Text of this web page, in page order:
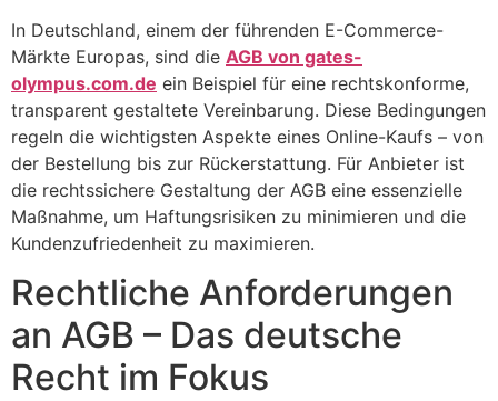
In Deutschland, einem der führenden E-Commerce-
Märkte Europas, sind die AGB von gates-
olympus.com.de ein Beispiel für eine rechtskonforme,
transparent gestaltete Vereinbarung. Diese Bedingungen
regeln die wichtigsten Aspekte eines Online-Kaufs – von
der Bestellung bis zur Rückerstattung. Für Anbieter ist
die rechtssichere Gestaltung der AGB eine essenzielle
Maßnahme, um Haftungsrisiken zu minimieren und die
Kundenzufriedenheit zu maximieren.
Rechtliche Anforderungen
an AGB – Das deutsche
Recht im Fokus